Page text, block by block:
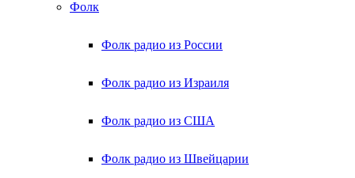
Фолк
Фолк радио из России
Фолк радио из Израиля
Фолк радио из США
Фолк радио из Швейцарии